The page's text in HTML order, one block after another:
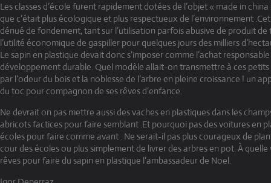
Les classes d’école furent rapidement dotées de l’objet « made in
que c’était plus écologique et plus respectueux de l’environnement
dénué de fondement, tant sur l’utilisation parfois abusive de produit
l’utilité économique de gaspiller pour quelques jours des milliers
Le sapin en plastique devait donc s’imposer comme l’achat
développement durable. Quel modèle allait-on transmettre à ces petits
par l’odeur du bois et la noblesse de l’arbre en pleine croissance ! un
du toc pour compagnon de ses rêves d’enfance.
Ne devrait on pas mettre aussi des vaches en plastiques dans les
abricots factices pour faire semblant .Et pourquoi pas des voitures en
écoles pour faire comme avant . Ne serait-il pas plus courageux de
cour des écoles ou plus simplement de livrer des arbres en pot. À
rêves pour faire du sapin en plastique l’ambassadeur de Noel.